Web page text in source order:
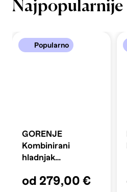
Najpopularnije
Popularno
GORENJE
Kombinirani
hladnjak
od 279,00 €